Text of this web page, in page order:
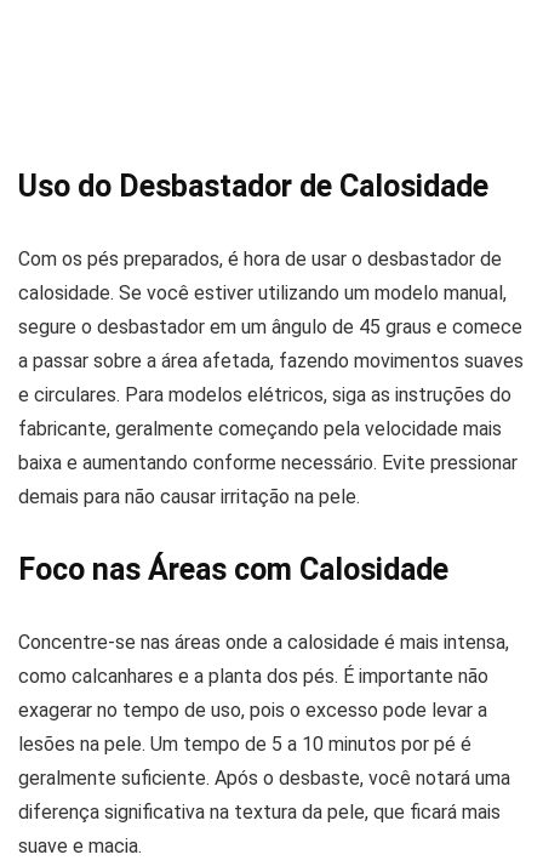
Uso do Desbastador de Calosidade
Com os pés preparados, é hora de usar o desbastador de
calosidade. Se você estiver utilizando um modelo manual,
segure o desbastador em um ângulo de 45 graus e comece
a passar sobre a área afetada, fazendo movimentos suaves
e circulares. Para modelos elétricos, siga as instruções do
fabricante, geralmente começando pela velocidade mais
baixa e aumentando conforme necessário. Evite pressionar
demais para não causar irritação na pele.
Foco nas Áreas com Calosidade
Concentre-se nas áreas onde a calosidade é mais intensa,
como calcanhares e a planta dos pés. É importante não
exagerar no tempo de uso, pois o excesso pode levar a
lesões na pele. Um tempo de 5 a 10 minutos por pé é
geralmente suficiente. Após o desbaste, você notará uma
diferença significativa na textura da pele, que ficará mais
suave e macia.